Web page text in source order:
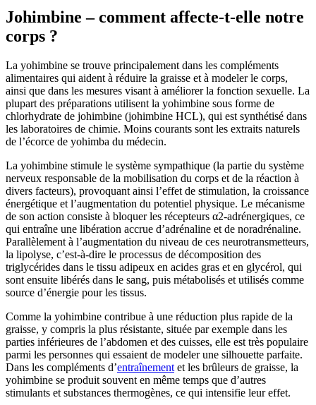
Johimbine – comment affecte-t-elle notre
corps ?
La yohimbine se trouve principalement dans les compléments
alimentaires qui aident à réduire la graisse et à modeler le corps,
ainsi que dans les mesures visant à améliorer la fonction sexuelle. La
plupart des préparations utilisent la yohimbine sous forme de
chlorhydrate de johimbine (johimbine HCL), qui est synthétisé dans
les laboratoires de chimie. Moins courants sont les extraits naturels
de l’écorce de yohimba du médecin.
La yohimbine stimule le système sympathique (la partie du système
nerveux responsable de la mobilisation du corps et de la réaction à
divers facteurs), provoquant ainsi l’effet de stimulation, la croissance
énergétique et l’augmentation du potentiel physique. Le mécanisme
de son action consiste à bloquer les récepteurs α2-adrénergiques, ce
qui entraîne une libération accrue d’adrénaline et de noradrénaline.
Parallèlement à l’augmentation du niveau de ces neurotransmetteurs,
la lipolyse, c’est-à-dire le processus de décomposition des
triglycérides dans le tissu adipeux en acides gras et en glycérol, qui
sont ensuite libérés dans le sang, puis métabolisés et utilisés comme
source d’énergie pour les tissus.
Comme la yohimbine contribue à une réduction plus rapide de la
graisse, y compris la plus résistante, située par exemple dans les
parties inférieures de l’abdomen et des cuisses, elle est très populaire
parmi les personnes qui essaient de modeler une silhouette parfaite.
Dans les compléments d’entraînementet les brûleurs de graisse, la
yohimbine se produit souvent en même temps que d’autres
stimulants et substances thermogènes, ce qui intensifie leur effet.